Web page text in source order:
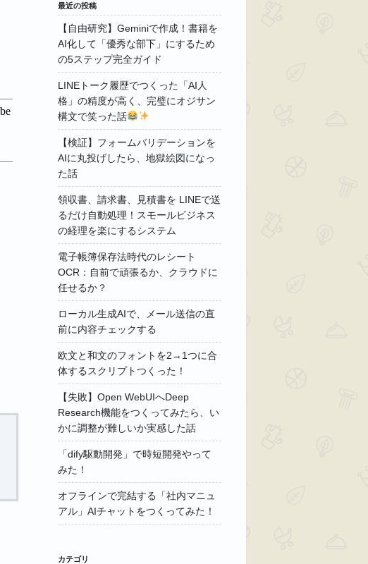
最近の投稿
【自由研究】Geminiで作成！書籍を
AI化して「優秀な部下」にするため
の5ステップ完全ガイド
LINEトーク履歴でつくった「AI人
格」の精度が高く、完璧にオジサン
構文で笑った話
【検証】フォームバリデーションを
AIに丸投げしたら、地獄絵図になっ
た話
領収書、請求書、見積書を LINEで送
るだけ自動処理！スモールビジネス
の経理を楽にするシステム
電子帳簿保存法時代のレシート
OCR：自前で頑張るか、クラウドに
任せるか？
ローカル生成AIで、メール送信の直
前に内容チェックする
欧文と和文のフォントを2→1つに合
体するスクリプトつくった！
【失敗】Open WebUIへDeep
Research機能をつくってみたら、い
かに調整が難しいか実感した話
「dify駆動開発」で時短開発やって
みた！
オフラインで完結する「社内マニュ
アル」AIチャットをつくってみた！
カテゴリ